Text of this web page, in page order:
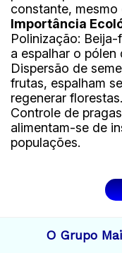
constante, mesmo
Importância
Polinização:
a espalhar o pólen
Dispersão de
frutas, espalham
regenerar florestas.
Controle de
alimentam-se de
populações.
O Grupo